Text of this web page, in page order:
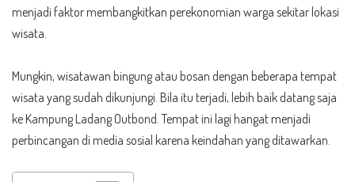
menjadi faktor membangkitkan perekonomian warga sekitar lokasi
wisata.
Mungkin, wisatawan bingung atau bosan dengan beberapa tempat
wisata yang sudah dikunjungi. Bila itu terjadi, lebih baik datang saja
ke Kampung Ladang Outbond. Tempat ini lagi hangat menjadi
perbincangan di media sosial karena keindahan yang ditawarkan.